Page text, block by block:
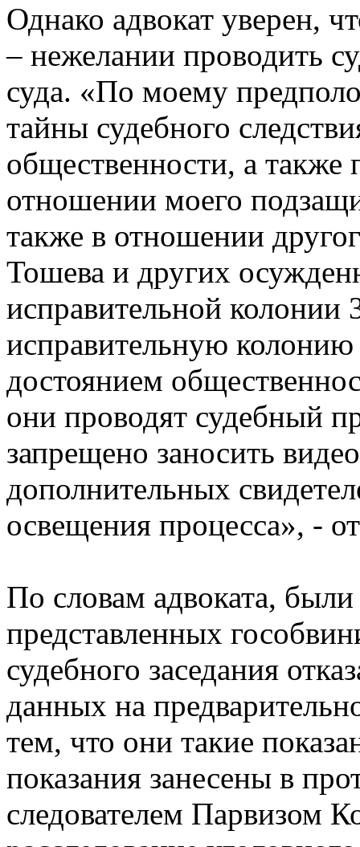
Однако адвокат уверен,
– нежелании проводить
суда. «По моему
тайны судебного
общественности, а
отношении моего
также в отношении
Тошева и других
исправительной колонии
исправительную
достоянием
они проводят судебный
запрещено заносить
дополнительных
освещения процесса», -
По словам адвоката,
представленных
судебного заседания
данных на
тем, что они такие
показания занесены в
следователем Парвизом